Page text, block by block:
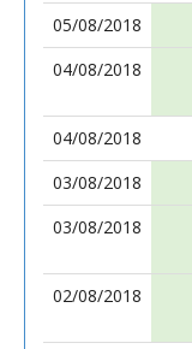
05/08/2018
04/08/2018
04/08/2018
03/08/2018
03/08/2018
02/08/2018